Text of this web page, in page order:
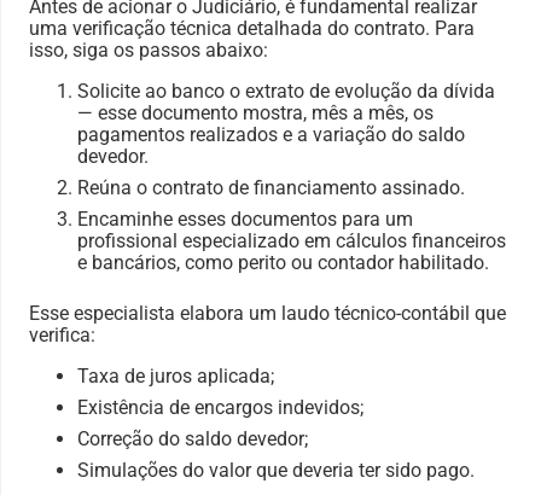
Antes de acionar o Judiciário, é fundamental realizar
uma verificação técnica detalhada do contrato. Para
isso, siga os passos abaixo:
Solicite ao banco o extrato de evolução da dívida
— esse documento mostra, mês a mês, os
pagamentos realizados e a variação do saldo
devedor.
Reúna o contrato de financiamento assinado.
Encaminhe esses documentos para um
profissional especializado em cálculos financeiros
e bancários, como perito ou contador habilitado.
Esse especialista elabora um laudo técnico-contábil que
verifica:
Taxa de juros aplicada;
Existência de encargos indevidos;
Correção do saldo devedor;
Simulações do valor que deveria ter sido pago.